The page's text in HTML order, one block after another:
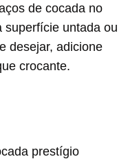
de cocada no
superfície untada ou
desejar, adicione
crocante.
prestígio